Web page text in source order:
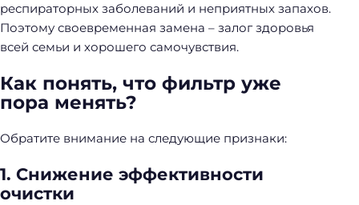
респираторных заболеваний и неприятных запахов.
Поэтому своевременная замена – залог здоровья
всей семьи и хорошего самочувствия.
Как понять, что фильтр уже
пора менять?
Обратите внимание на следующие признаки:
1. Снижение эффективности
очистки